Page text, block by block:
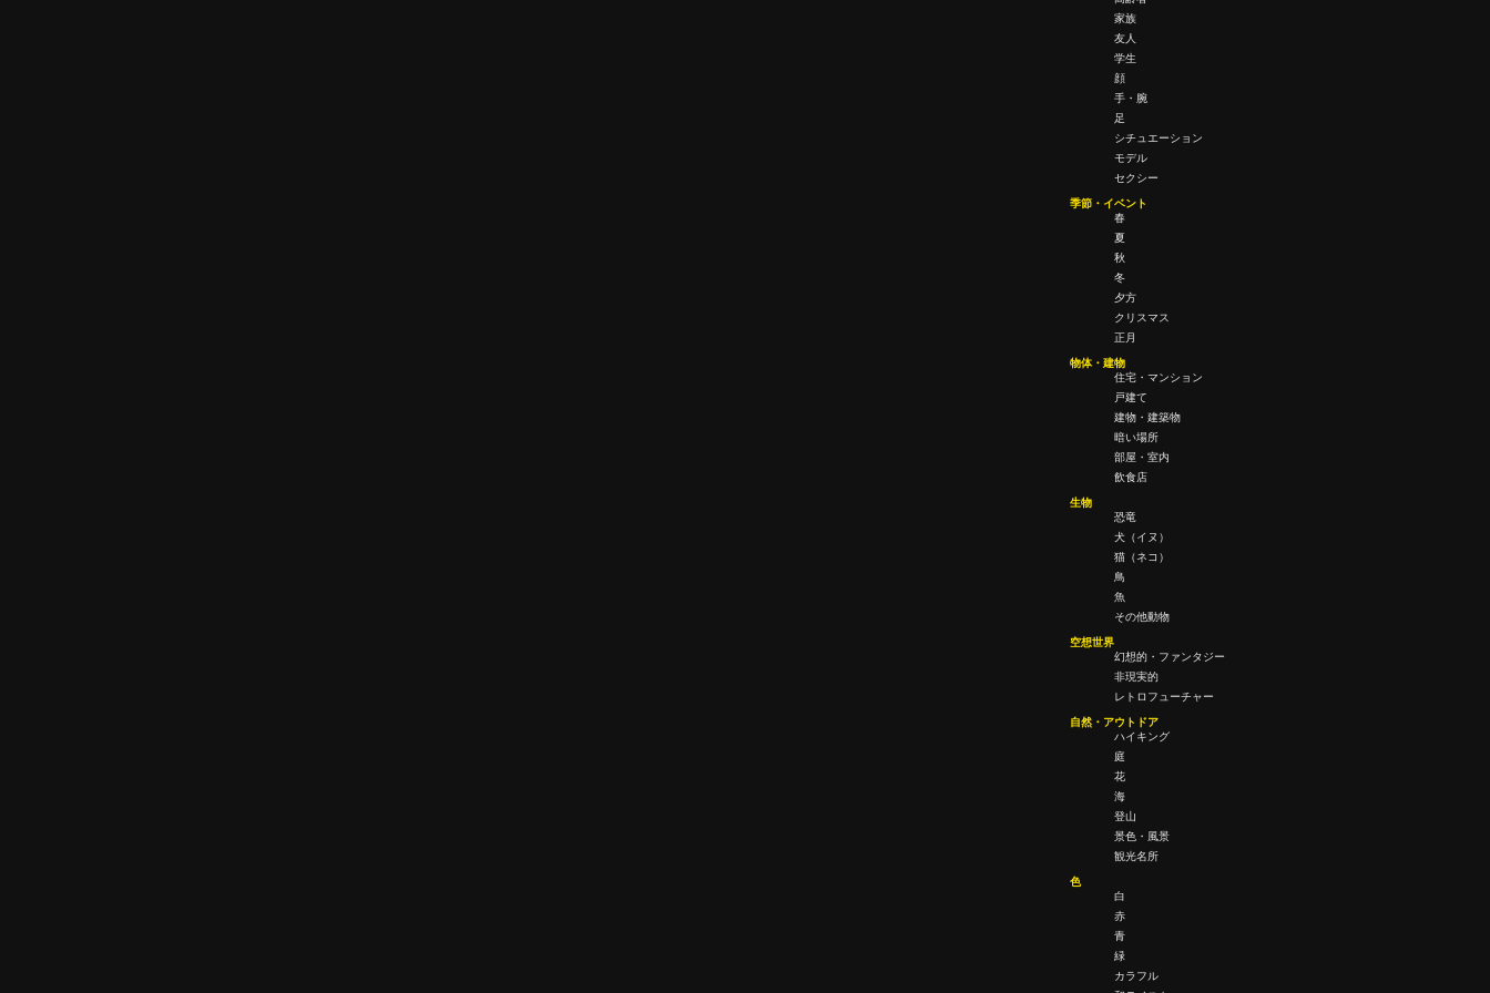
家族
友人
学生
顔
手・腕
足
シチュエーション
モデル
セクシー
季節・イベント
春
夏
秋
冬
夕方
クリスマス
正月
物体・建物
住宅・マンション
戸建て
建物・建築物
暗い場所
部屋・室内
飲食店
生物
恐竜
犬（イヌ）
猫（ネコ）
鳥
魚
その他動物
空想世界
幻想的・ファンタジー
非現実的
レトロフューチャー
自然・アウトドア
ハイキング
庭
花
海
登山
景色・風景
観光名所
色
白
赤
青
緑
カラフル